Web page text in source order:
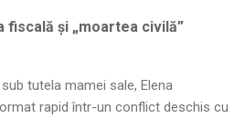
fiscală și „moartea civilă”
tutela mamei sale, Elena
rapid într-un conflict deschis cu